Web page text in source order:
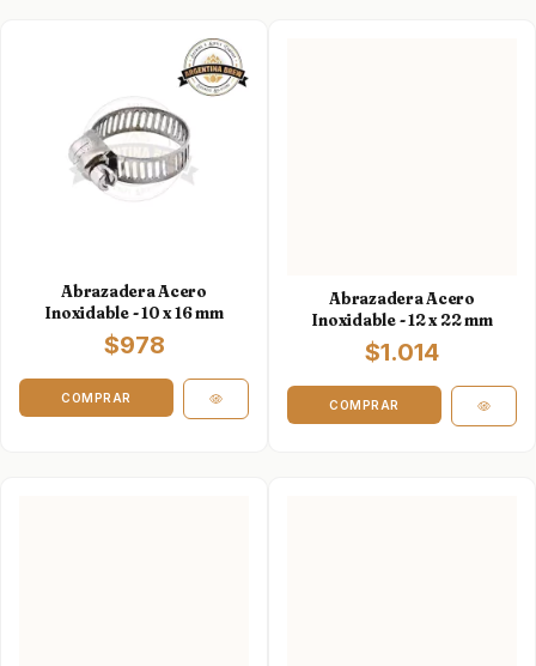
Abrazadera Acero
Inoxidable - 10 x 16 mm
$978
Abrazadera Acero
Inoxidable - 12 x 22 mm
$1.014